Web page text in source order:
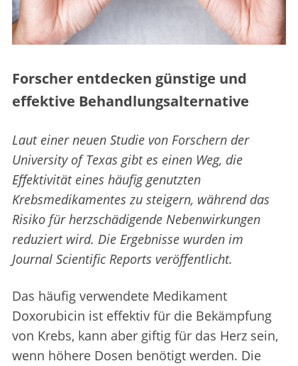
Forscher entdecken günstige und
effektive Behandlungsalternative
Laut einer neuen Studie von Forschern der
University of Texas gibt es einen Weg, die
Effektivität eines häufig genutzten
Krebsmedikamentes zu steigern, während das
Risiko für herzschädigende Nebenwirkungen
reduziert wird. Die Ergebnisse wurden im
Journal Scientific Reports veröffentlicht.
Das häufig verwendete Medikament
Doxorubicin ist effektiv für die Bekämpfung
von Krebs, kann aber giftig für das Herz sein,
wenn höhere Dosen benötigt werden. Die